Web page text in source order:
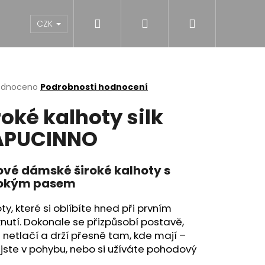
DÍVKY CHLAPCI MUŽI
CZK Přihlášení
Podrobnosti hodnocení
kalhoty silk
dámské široké kalhoty s
pasem
které si oblíbíte hned při prvním
Dokonale se přizpůsobí postavě,
netlačí a drží přesně tam, kde mají –
v pohybu, nebo si užíváte pohodový
MIDI BLACK S